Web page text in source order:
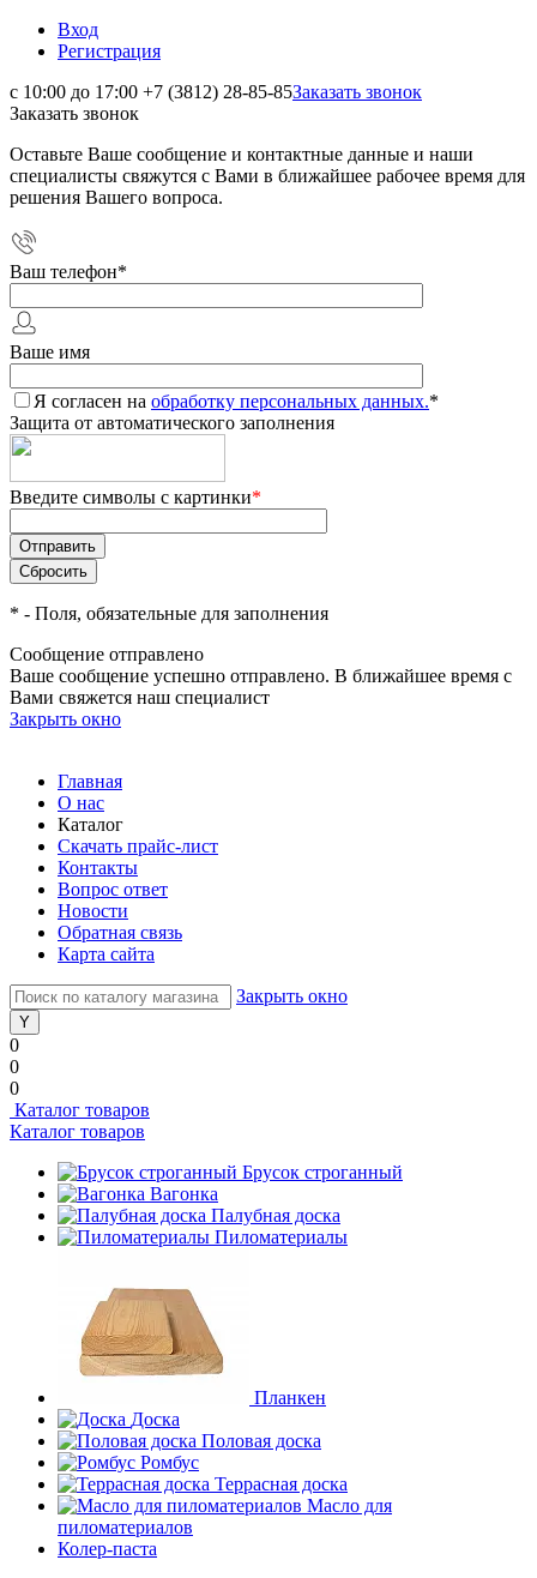
Вход
Регистрация
с 10:00 до 17:00 +7 (3812) 28-85-85Заказать звонок
Заказать звонок
Оставьте Ваше сообщение и контактные данные и наши
специалисты свяжутся с Вами в ближайшее рабочее время для
решения Вашего вопроса.
Ваш телефон*
Ваше имя
Я согласен на обработку персональных данных.*
Защита от автоматического заполнения
Введите символы с картинки*
* - Поля, обязательные для заполнения
Сообщение отправлено
Ваше сообщение успешно отправлено. В ближайшее время с
Вами свяжется наш специалист
Закрыть окно
Главная
О нас
Каталог
Скачать прайс-лист
Контакты
Вопрос ответ
Новости
Обратная связь
Карта сайта
Закрыть окно
0
0
0
Каталог товаров
Каталог товаров
Брусок строганный
Вагонка
Палубная доска
Пиломатериалы
Планкен
Доска
Половая доска
Ромбус
Террасная доска
Масло для
пиломатериалов
Колер-паста